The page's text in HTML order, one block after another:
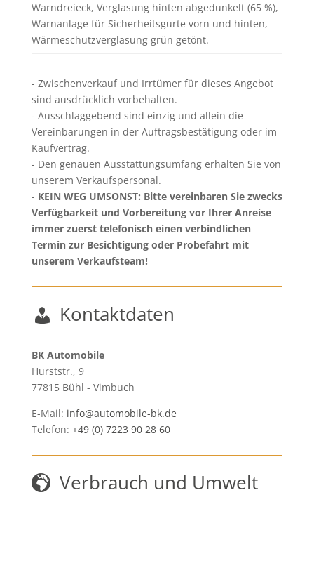
Warndreieck, Verglasung hinten abgedunkelt (65 %),
Warnanlage für Sicherheitsgurte vorn und hinten,
Wärmeschutzverglasung grün getönt.
Zwischenverkauf und Irrtümer für dieses Angebot
sind ausdrücklich vorbehalten.
Ausschlaggebend sind einzig und allein die
Vereinbarungen in der Auftragsbestätigung oder im
Kaufvertrag.
Den genauen Ausstattungsumfang erhalten Sie von
unserem Verkaufspersonal.
KEIN WEG UMSONST: Bitte vereinbaren Sie zwecks
Verfügbarkeit und Vorbereitung vor Ihrer Anreise
immer zuerst telefonisch einen verbindlichen
Termin zur Besichtigung oder Probefahrt mit
unserem Verkaufsteam!
Kontaktdaten
BK Automobile
Hurststr., 9
77815 Bühl - Vimbuch
E-Mail: info@automobile-bk.de
Telefon: +49 (0) 7223 90 28 60
Verbrauch und Umwelt